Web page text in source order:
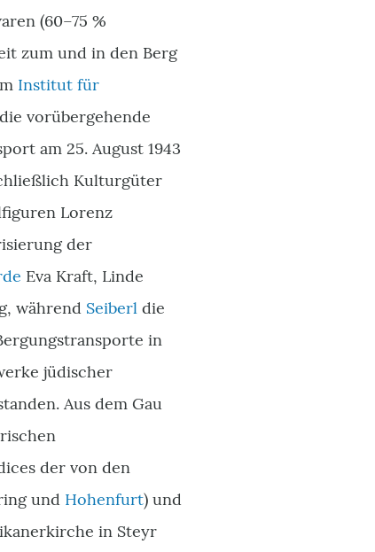
(60–75 %
zum und in den Berg
Institut für
vorübergehende
am 25. August 1943
Kulturgüter
Lorenz
der
Eva Kraft, Linde
während Seiberl die
in
jüdischer
Aus dem Gau
der von den
und Hohenfurt) und
in Steyr